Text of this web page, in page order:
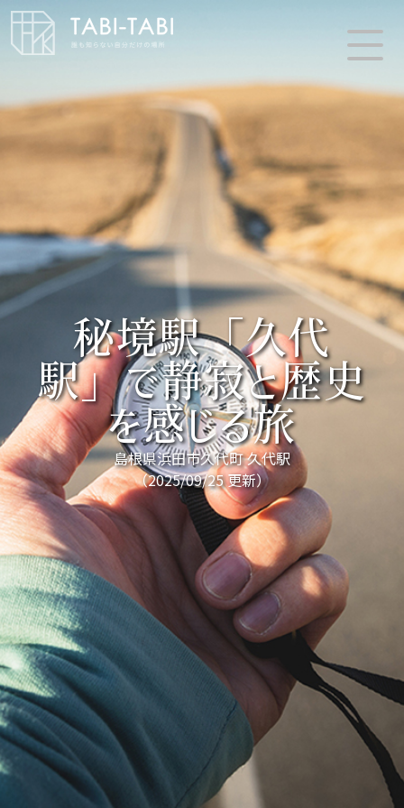
秘境駅「久代
駅」で静寂と歴史
を感じる旅
島根県浜田市久代町 久代駅
（2025/09/25 更新）